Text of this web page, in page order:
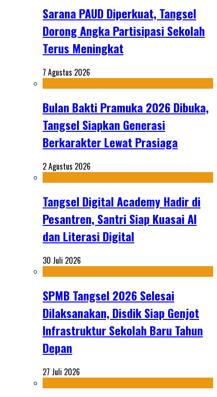
Sarana PAUD Diperkuat, Tangsel
Dorong Angka Partisipasi Sekolah
Terus Meningkat
7 Agustus 2026
Bulan Bakti Pramuka 2026 Dibuka,
Tangsel Siapkan Generasi
Berkarakter Lewat Prasiaga
2 Agustus 2026
Tangsel Digital Academy Hadir di
Pesantren, Santri Siap Kuasai AI
dan Literasi Digital
30 Juli 2026
SPMB Tangsel 2026 Selesai
Dilaksanakan, Disdik Siap Genjot
Infrastruktur Sekolah Baru Tahun
Depan
27 Juli 2026